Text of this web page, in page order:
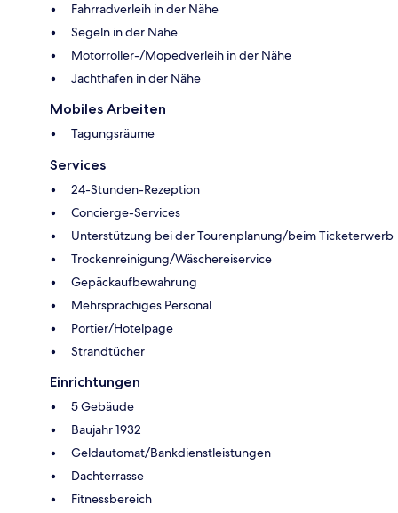
Fahrradverleih in der Nähe
Segeln in der Nähe
Motorroller-/Mopedverleih in der Nähe
Jachthafen in der Nähe
Mobiles Arbeiten
Tagungsräume
Services
24-Stunden-Rezeption
Concierge-Services
Unterstützung bei der Tourenplanung/beim Ticketerwerb
Trockenreinigung/Wäschereiservice
Gepäckaufbewahrung
Mehrsprachiges Personal
Portier/Hotelpage
Strandtücher
Einrichtungen
5 Gebäude
Baujahr 1932
Geldautomat/Bankdienstleistungen
Dachterrasse
Fitnessbereich